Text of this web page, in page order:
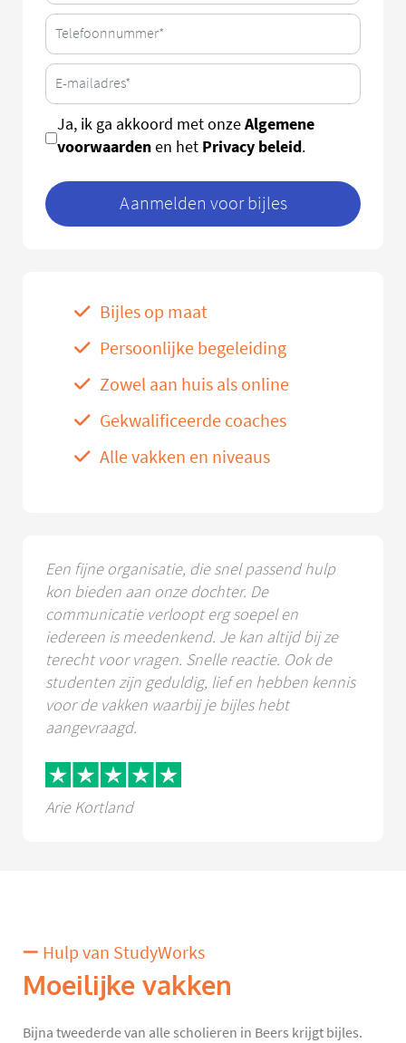
Ja, ik ga akkoord met onzeAlgemene
voorwaardenen het Privacy beleid.
Aanmelden voor bijles
Bijles op maat
Persoonlijke begeleiding
Zowel aan huis als online
Gekwalificeerde coaches
Alle vakken en niveaus
Een fijne organisatie, die snel passend hulp
kon bieden aan onze dochter. De
communicatie verloopt erg soepel en
iedereen is meedenkend. Je kan altijd bij ze
terecht voor vragen. Snelle reactie. Ook de
studenten zijn geduldig, lief en hebben kennis
voor de vakken waarbij je bijles hebt
aangevraagd.
Arie Kortland
Hulp van StudyWorks
Moeilijke vakken
Bijna tweederde van alle scholieren in Beers krijgt bijles.